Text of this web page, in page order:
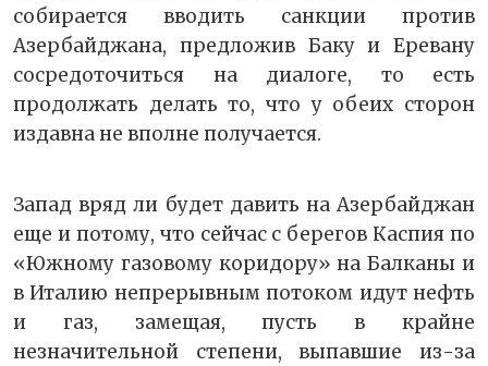
собирается вводить санкции против
Азербайджана, предложив Баку и Еревану
сосредоточиться на диалоге, то есть
продолжать делать то, что у обеих сторон
издавна не вполне получается.
Запад вряд ли будет давить на Азербайджан
еще и потому, что сейчас с берегов Каспия по
«Южному газовому коридору» на Балканы и
в Италию непрерывным потоком идут нефть
и газ, замещая, пусть в крайне
незначительной степени, выпавшие из-за